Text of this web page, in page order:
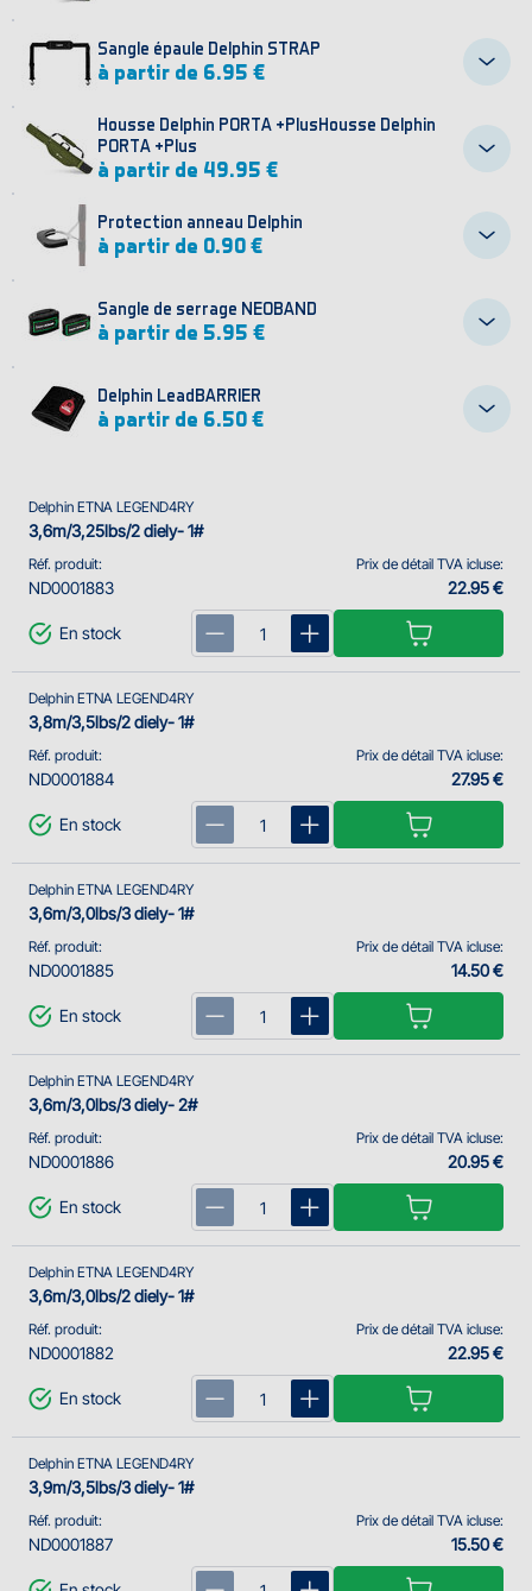
Sangle épaule Delphin STRAP
à partir de 6.95 €
Housse Delphin PORTA +PlusHousse Delphin
PORTA +Plus
à partir de 49.95 €
Protection anneau Delphin
à partir de 0.90 €
Sangle de serrage NEOBAND
à partir de 5.95 €
Delphin LeadBARRIER
à partir de 6.50 €
Réf. produit:
ND0001883
Delphin ETNA LEGEND4RY
3,6m/3,25lbs/2 diely- 1#
Prix de détail TVA icluse:
22.95 €
En stock
Réf. produit:
ND0001884
Delphin ETNA LEGEND4RY
3,8m/3,5lbs/2 diely- 1#
Prix de détail TVA icluse:
27.95 €
En stock
Réf. produit:
ND0001885
Delphin ETNA LEGEND4RY
3,6m/3,0lbs/3 diely- 1#
Prix de détail TVA icluse:
14.50 €
En stock
Réf. produit:
ND0001886
Delphin ETNA LEGEND4RY
3,6m/3,0lbs/3 diely- 2#
Prix de détail TVA icluse:
20.95 €
En stock
Réf. produit:
ND0001882
Delphin ETNA LEGEND4RY
3,6m/3,0lbs/2 diely- 1#
Prix de détail TVA icluse:
22.95 €
En stock
Réf. produit:
ND0001887
Delphin ETNA LEGEND4RY
3,9m/3,5lbs/3 diely- 1#
Prix de détail TVA icluse:
15.50 €